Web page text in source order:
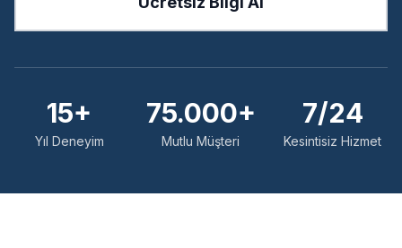
15+
Yıl Deneyim
75.000+
Mutlu Müşteri
7/24
Kesintisiz Hizmet